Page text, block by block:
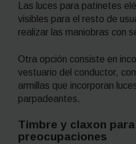
Las luces para patinetes
visibles para el resto de
realizar las maniobras con
Otra opción consiste en
vestuario del conductor,
armillas que incorporan
parpadeantes.
Timbre y claxon
preocupaciones